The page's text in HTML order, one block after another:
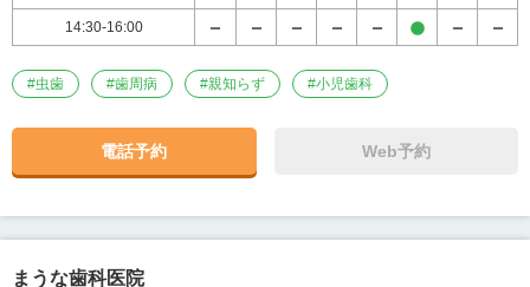
14:30-16:00
#虫歯 #歯周病 #親知らず #小児歯科
電話予約 Web予約
まうな歯科医院